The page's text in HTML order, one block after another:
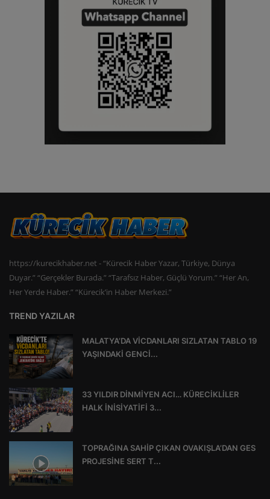
https://kurecikhaber.net - “Kürecik Haber Yazar, Türkiye, Dünya
Duyar.” “Gerçekler Burada.” “Tarafsız Haber, Güçlü Yorum.” “Her An,
Her Yerde Haber.” “Kürecik’in Haber Merkezi.”
TREND YAZILAR
MALATYA’DA VİCDANLARI SIZLATAN TABLO 19
YAŞINDAKİ GENCİ...
33 YILDIR DİNMİYEN ACI… KÜRECİKLİLER
HALK İNİSİYATİFİ 3...
TOPRAĞINA SAHİP ÇIKAN OVAKIŞLA’DAN GES
PROJESİNE SERT T...